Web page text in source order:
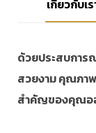
เกี่ยวกับเร
ด้วยประสบการ
สวยงาม คุณภาพ
สำคัญของคุณอ